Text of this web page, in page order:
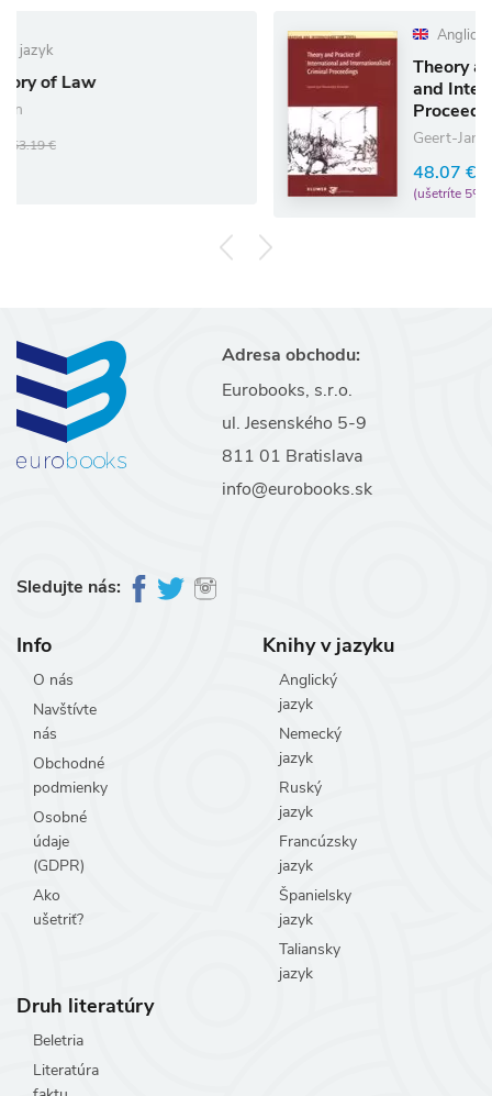
Anglický jazyk
Theory and Practice of
and Internationalized
Proceedings
Geert-Jan Knoops
48.07 € 50.60 €
(ušetríte 5%)
Adresa obchodu:
Eurobooks, s.r.o.
ul. Jesenského 5-9
811 01 Bratislava
info@eurobooks.sk
Sledujte nás:
Info
O nás
Navštívte
nás
Obchodné
podmienky
Osobné
údaje
(GDPR)
Ako
ušetriť?
Knihy v jazyku
Anglický
jazyk
Nemecký
jazyk
Ruský
jazyk
Francúzsky
jazyk
Španielsky
jazyk
Taliansky
jazyk
Druh literatúry
Beletria
Literatúra